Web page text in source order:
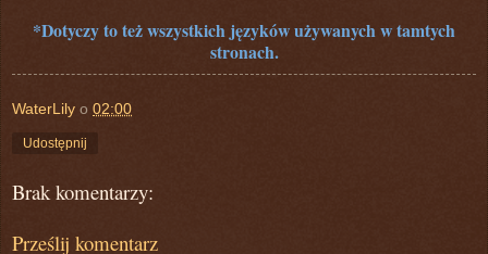
*Dotyczy to też wszystkich języków używanych w tamtych
stronach.
WaterLily o 02:00
Udostępnij
Brak komentarzy:
Prześlij komentarz